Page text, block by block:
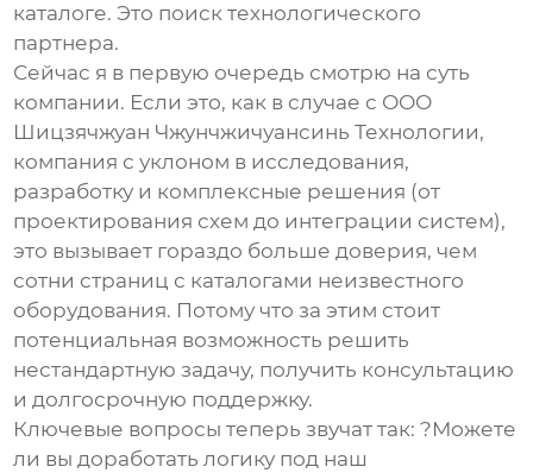
каталоге. Это поиск технологического
партнера.
Сейчас я в первую очередь смотрю на суть
компании. Если это, как в случае с ООО
Шицзячжуан Чжунчжичуансинь Технологии,
компания с уклоном в исследования,
разработку и комплексные решения (от
проектирования схем до интеграции систем),
это вызывает гораздо больше доверия, чем
сотни страниц с каталогами неизвестного
оборудования. Потому что за этим стоит
потенциальная возможность решить
нестандартную задачу, получить консультацию
и долгосрочную поддержку.
Ключевые вопросы теперь звучат так: ?Можете
ли вы доработать логику под наш